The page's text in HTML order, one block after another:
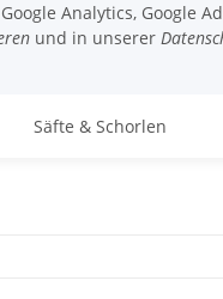
Analytics, Google
und in unserer
Säfte & Schorlen